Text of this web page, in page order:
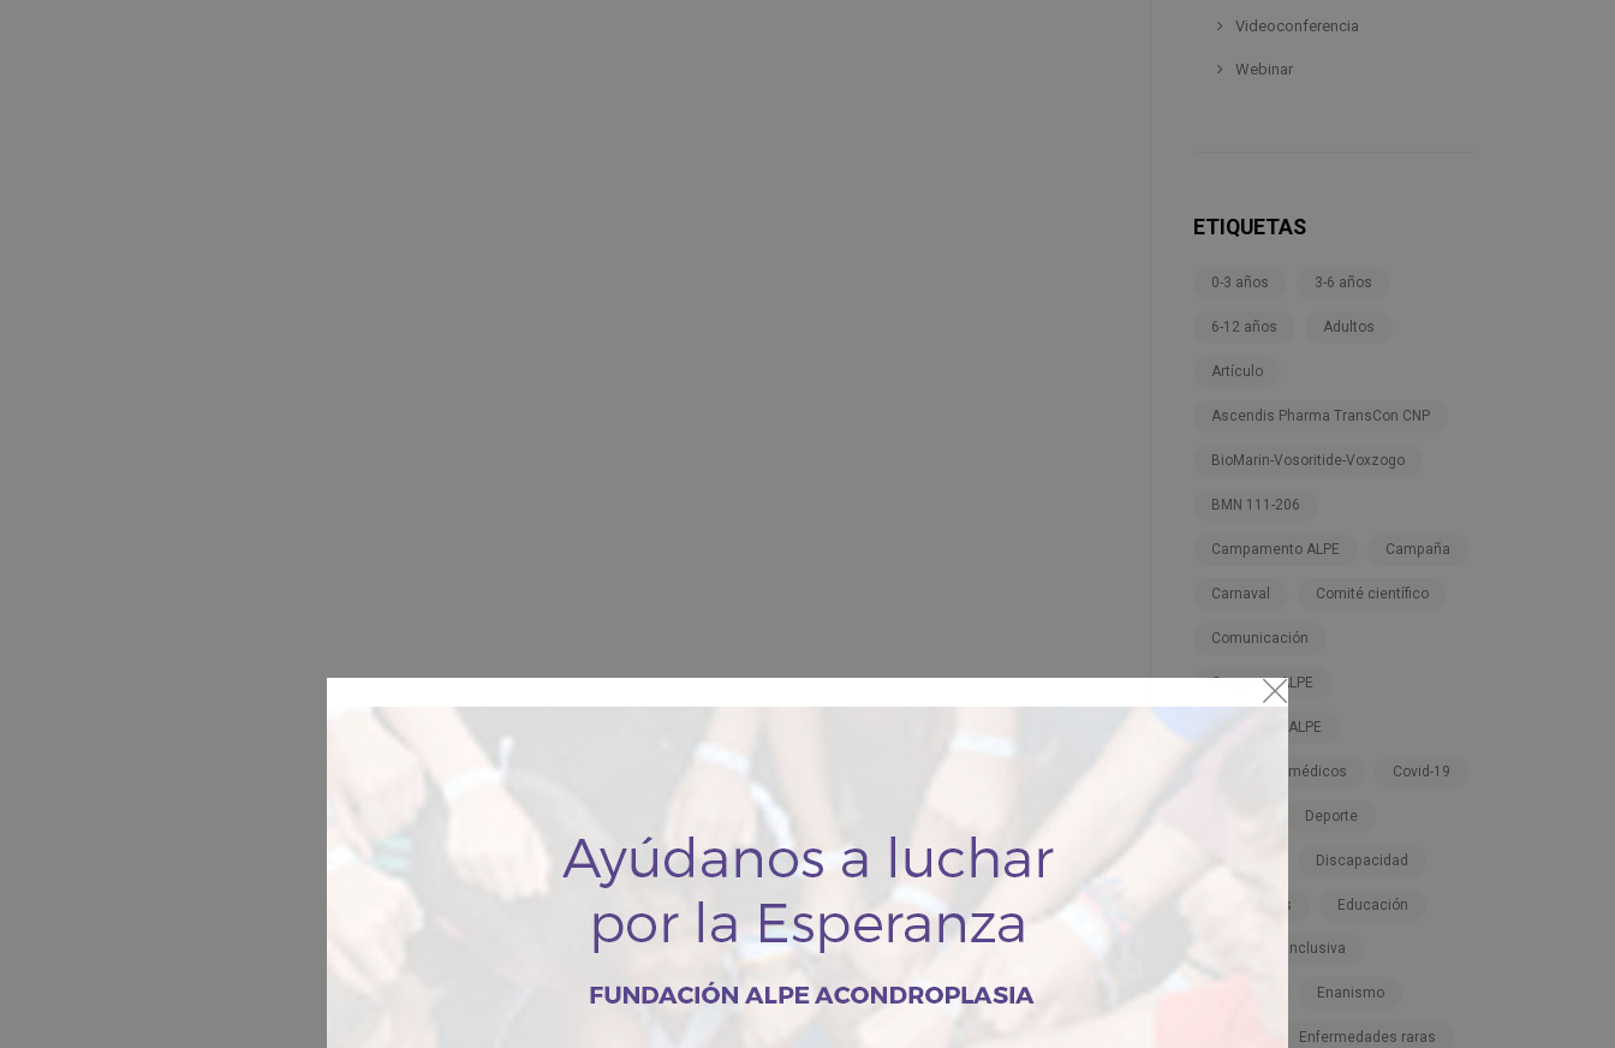
Videoconferencia
Webinar
ETIQUETAS
0-3 años 3-6 años
6-12 años Adultos
Artículo
Ascendis Pharma TransCon CNP
BioMarin-Vosoritide-Voxzogo
BMN 111-206
Campamento ALPE Campaña
Carnaval Comité científico
Comunicación
Congreso ALPE
Congresos ALPE
Congresos médicos Covid-19
Deporte
Discapacidad
Donaciones Educación
Educación inclusiva
Enanismo
Enfermedades raras